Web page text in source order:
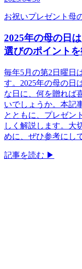
お祝いプレゼント 母
2025年の母の日
選びのポイント
毎年5月の第2日曜日
す。​2025年の母の日
な日に、何を贈れば
いでしょうか。​本記
とともに、プレゼン
しく解説します。​大
めに、ぜひ参考にし
記事を読む ▶